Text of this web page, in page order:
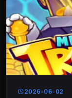
2026-06-02